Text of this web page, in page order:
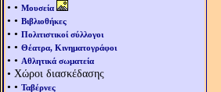
• • Μουσεία
• • Βιβλιοθήκες
• • Πολιτιστικοί σύλλογοι
• • Θέατρα, Κινηματογράφοι
• • Αθλητικά σωματεία
• Χώροι διασκέδασης
• • Ταβέρνες